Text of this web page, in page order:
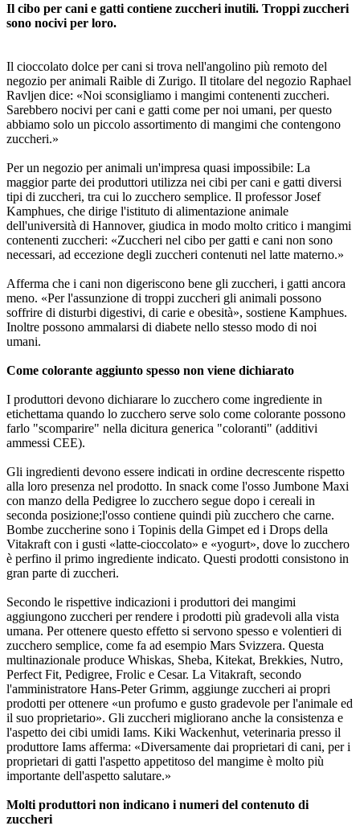
Il cibo per cani e gatti contiene zuccheri inutili. Troppi zuccheri
sono nocivi per loro.
Il cioccolato dolce per cani si trova nell'angolino più remoto del
negozio per animali Raible di Zurigo. Il titolare del negozio Raphael
Ravljen dice: «Noi sconsigliamo i mangimi contenenti zuccheri.
Sarebbero nocivi per cani e gatti come per noi umani, per questo
abbiamo solo un piccolo assortimento di mangimi che contengono
zuccheri.»
Per un negozio per animali un'impresa quasi impossibile: La
maggior parte dei produttori utilizza nei cibi per cani e gatti diversi
tipi di zuccheri, tra cui lo zucchero semplice. Il professor Josef
Kamphues, che dirige l'istituto di alimentazione animale
dell'università di Hannover, giudica in modo molto critico i mangimi
contenenti zuccheri: «Zuccheri nel cibo per gatti e cani non sono
necessari, ad eccezione degli zuccheri contenuti nel latte materno.»
Afferma che i cani non digeriscono bene gli zuccheri, i gatti ancora
meno. «Per l'assunzione di troppi zuccheri gli animali possono
soffrire di disturbi digestivi, di carie e obesità», sostiene Kamphues.
Inoltre possono ammalarsi di diabete nello stesso modo di noi
umani.
Come colorante aggiunto spesso non viene dichiarato
I produttori devono dichiarare lo zucchero come ingrediente in
etichettama quando lo zucchero serve solo come colorante possono
farlo "scomparire" nella dicitura generica "coloranti" (additivi
ammessi CEE).
Gli ingredienti devono essere indicati in ordine decrescente rispetto
alla loro presenza nel prodotto. In snack come l'osso Jumbone Maxi
con manzo della Pedigree lo zucchero segue dopo i cereali in
seconda posizione;l'osso contiene quindi più zucchero che carne.
Bombe zuccherine sono i Topinis della Gimpet ed i Drops della
Vitakraft con i gusti «latte-cioccolato» e «yogurt», dove lo zucchero
è perfino il primo ingrediente indicato. Questi prodotti consistono in
gran parte di zuccheri.
Secondo le rispettive indicazioni i produttori dei mangimi
aggiungono zuccheri per rendere i prodotti più gradevoli alla vista
umana. Per ottenere questo effetto si servono spesso e volentieri di
zucchero semplice, come fa ad esempio Mars Svizzera. Questa
multinazionale produce Whiskas, Sheba, Kitekat, Brekkies, Nutro,
Perfect Fit, Pedigree, Frolic e Cesar. La Vitakraft, secondo
l'amministratore Hans-Peter Grimm, aggiunge zuccheri ai propri
prodotti per ottenere «un profumo e gusto gradevole per l'animale ed
il suo proprietario». Gli zuccheri migliorano anche la consistenza e
l'aspetto dei cibi umidi Iams. Kiki Wackenhut, veterinaria presso il
produttore Iams afferma: «Diversamente dai proprietari di cani, per i
proprietari di gatti l'aspetto appetitoso del mangime è molto più
importante dell'aspetto salutare.»
Molti produttori non indicano i numeri del contenuto di
zuccheri